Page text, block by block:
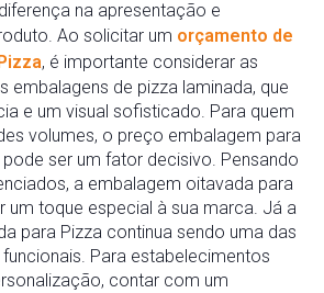
na apresentação e
Ao solicitar um orçamento de
, é importante considerar as
embalagens de pizza laminada, que
e um visual sofisticado. Para quem
volumes, o preço embalagem para
ser um fator decisivo. Pensando
a embalagem oitavada para
um toque especial à sua marca. Já a
para Pizza continua sendo uma das
Para estabelecimentos
contar com um